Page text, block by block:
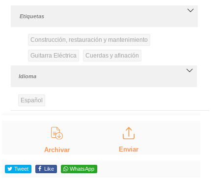
Etiquetas
Construcción, restauración y mantenimiento
Guitarra Eléctrica Cuerdas y afinación
Idioma
Español
Archivar Enviar
Tweet Like WhatsApp